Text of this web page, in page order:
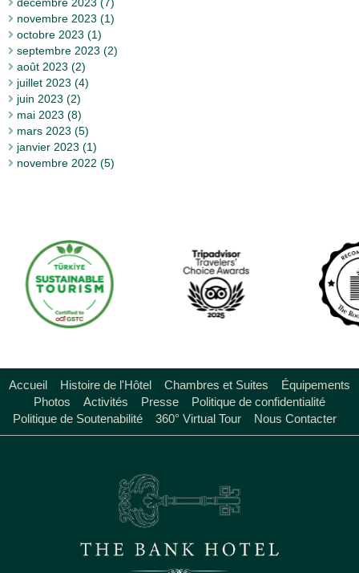
novembre 2023 (1)
octobre 2023 (1)
septembre 2023 (2)
août 2023 (2)
juillet 2023 (4)
juin 2023 (2)
mai 2023 (8)
mars 2023 (5)
janvier 2023 (1)
novembre 2022 (5)
Accueil Histoire de l'Hôtel Chambres et Suites
Équipements
Photos
Activités Presse
Politique de confidentialité
Politique de Soutenabilité
360° Virtual Tour Nous Contacter